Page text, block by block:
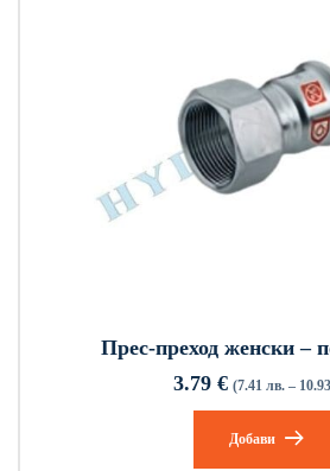
Прес-преход женски –
3.79 € (7.41 лв. –
Добави